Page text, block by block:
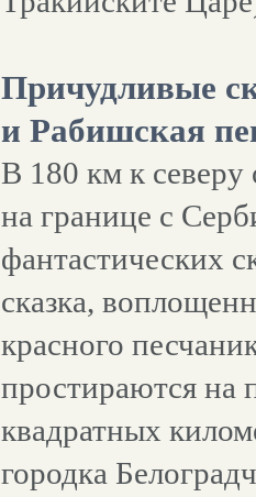
Причудливые
и Рабишская
В 180 км к
на границе с
фантастических
сказка,
красного
простираются на
квадратных
городка